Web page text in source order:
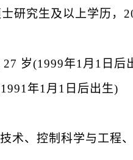
研究生及以上学历，
岁(1999年1月1日后
年1月1日后出生)
术、控制科学与工程